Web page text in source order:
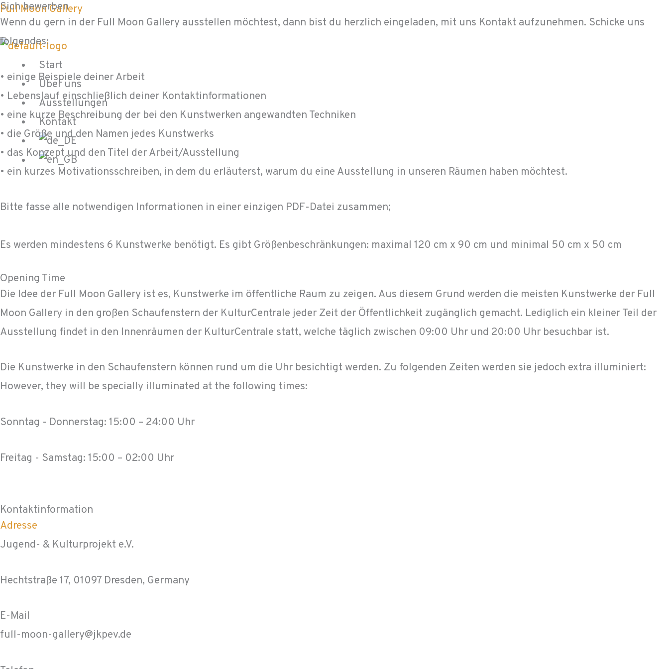
Zum
Inhalt
springen
Full Moon Gallery
Menü
Start
Über uns
Ausstellungen
Kontakt
Sich bewerben
Wenn du gern in der Full Moon Gallery ausstellen möchtest, dann bist du herzlich eingeladen, mit uns Kontakt aufzunehmen. Schicke uns
folgendes:
• einige Beispiele deiner Arbeit
• Lebenslauf einschließlich deiner Kontaktinformationen
• eine kurze Beschreibung der bei den Kunstwerken angewandten Techniken
• die Größe und den Namen jedes Kunstwerks
• das Konzept und den Titel der Arbeit/Ausstellung
• ein kurzes Motivationsschreiben, in dem du erläuterst, warum du eine Ausstellung in unseren Räumen haben möchtest.
Bitte fasse alle notwendigen Informationen in einer einzigen PDF-Datei zusammen;
Es werden mindestens 6 Kunstwerke benötigt. Es gibt Größenbeschränkungen: maximal 120 cm x 90 cm und minimal 50 cm x 50 cm
Opening Time
Die Idee der Full Moon Gallery ist es, Kunstwerke im öffentliche Raum zu zeigen. Aus diesem Grund werden die meisten Kunstwerke der Full
Moon Gallery in den großen Schaufenstern der KulturCentrale jeder Zeit der Öffentlichkeit zugänglich gemacht. Lediglich ein kleiner Teil der
Ausstellung findet in den Innenräumen der KulturCentrale statt, welche täglich zwischen 09:00 Uhr und 20:00 Uhr besuchbar ist.
Die Kunstwerke in den Schaufenstern können rund um die Uhr besichtigt werden. Zu folgenden Zeiten werden sie jedoch extra illuminiert:
However, they will be specially illuminated at the following times:
Sonntag - Donnerstag: 15:00 – 24:00 Uhr
Freitag - Samstag: 15:00 – 02:00 Uhr
Kontaktinformation
Adresse
Jugend- & Kulturprojekt e.V.
Hechtstraße 17, 01097 Dresden, Germany
E-Mail
full-moon-gallery@jkpev.de